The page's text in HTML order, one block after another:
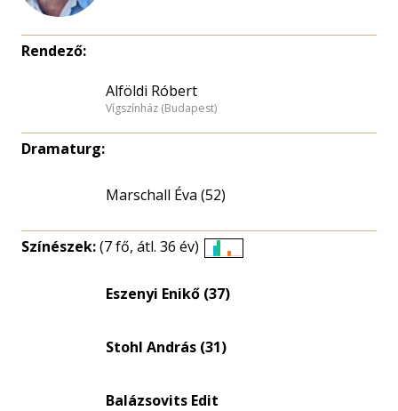
Rendező:
Alföldi Róbert
Vígszínház (Budapest)
Dramaturg:
Marschall Éva (52)
Színészek:(7 fő, átl. 36 év)
eloszlás
Eszenyi Enikő (37)
Stohl András (31)
Balázsovits Edit